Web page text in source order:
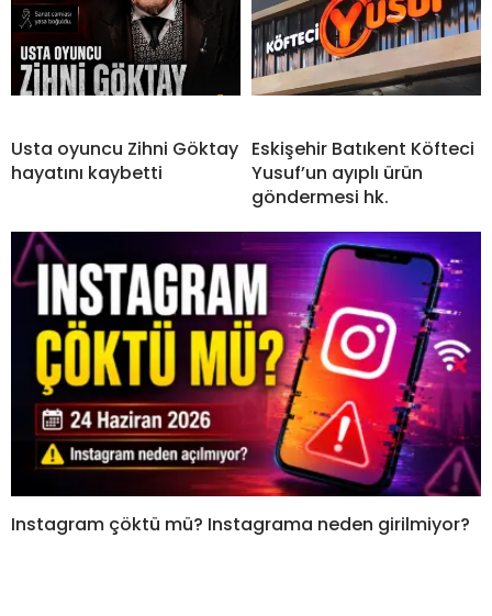
Usta oyuncu Zihni Göktay
hayatını kaybetti
Eskişehir Batıkent Köfteci
Yusuf’un ayıplı ürün
göndermesi hk.
Instagram çöktü mü? Instagrama neden girilmiyor?